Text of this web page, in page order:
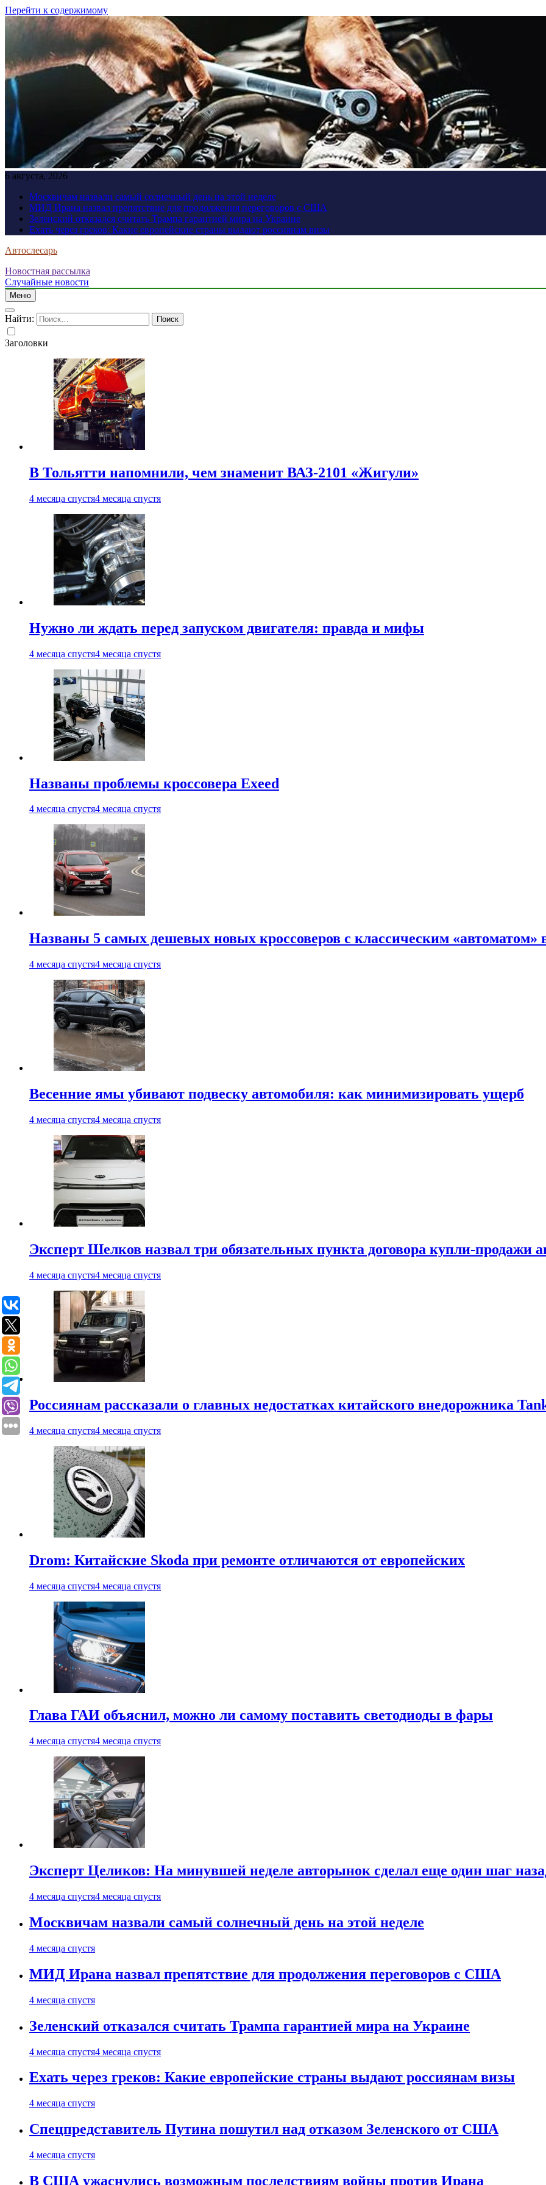
Перейти к содержимому
6 августа, 2026
Москвичам назвали самый солнечный день на этой неделе
МИД Ирана назвал препятствие для продолжения переговоров с США
Зеленский отказался считать Трампа гарантией мира на Украине
Ехать через греков: Какие европейские страны выдают россиянам визы
Автослесарь
Новостная рассылка
Случайные новости
Меню
Найти:
Заголовки
В Тольятти напомнили, чем знаменит ВАЗ-2101 «Жигули»
4 месяца спустя4 месяца спустя
Нужно ли ждать перед запуском двигателя: правда и мифы
4 месяца спустя4 месяца спустя
Названы проблемы кроссовера Exeed
4 месяца спустя4 месяца спустя
Названы 5 самых дешевых новых кроссоверов с классическим «автоматом»
4 месяца спустя4 месяца спустя
Весенние ямы убивают подвеску автомобиля: как минимизировать ущерб
4 месяца спустя4 месяца спустя
Эксперт Шелков назвал три обязательных пункта договора купли-продажи
4 месяца спустя4 месяца спустя
Россиянам рассказали о главных недостатках китайского внедорожника
4 месяца спустя4 месяца спустя
Drom: Китайские Skoda при ремонте отличаются от европейских
4 месяца спустя4 месяца спустя
Глава ГАИ объяснил, можно ли самому поставить светодиоды в фары
4 месяца спустя4 месяца спустя
Эксперт Целиков: На минувшей неделе авторынок сделал еще один шаг
4 месяца спустя4 месяца спустя
Москвичам назвали самый солнечный день на этой неделе
4 месяца спустя
МИД Ирана назвал препятствие для продолжения переговоров с США
4 месяца спустя
Зеленский отказался считать Трампа гарантией мира на Украине
4 месяца спустя4 месяца спустя
Ехать через греков: Какие европейские страны выдают россиянам визы
4 месяца спустя
Спецпредставитель Путина пошутил над отказом Зеленского от США
4 месяца спустя
В США ужаснулись возможным последствиям войны против Ирана